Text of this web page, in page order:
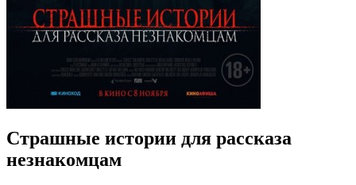
Страшные истории для рассказа
незнакомцам